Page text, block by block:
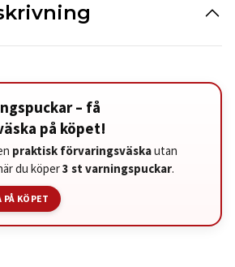
– få
på köpet!
praktisk förvaringsväskautan
du köper3 st varningspuckar.
PÅ KÖPET